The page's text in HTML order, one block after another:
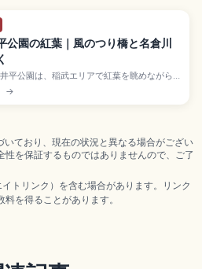
公園の紅葉｜風のつり橋と名倉川
平公園は、稲武エリアで紅葉を眺めながら
歩ける自然スポットです。名倉川に映る色
のつり橋からの眺め、もみじまつりの雰囲
→
ており、現在の状況と異なる場合がござい
性を保証するものではありませんので、ご了
トリンク）を含む場合があります。リンク
を得ることがあります。